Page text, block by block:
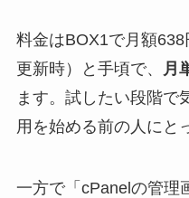
料金はBOX1で月額638
更新時）と手頃で、
月
ます。試したい段階で
用を始める前の人にと
一方で「cPanelの管理